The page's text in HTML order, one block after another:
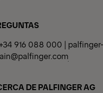
916 088 000 | palfinger-
DE PALFINGER AG